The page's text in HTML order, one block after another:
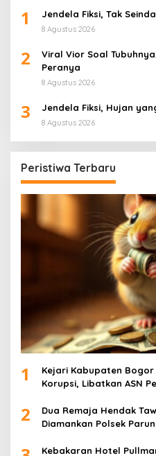
1 Jendela Fiksi, Tak
8 Agustus 2026
2
Viral Vior Soal
Peranya
8 Agustus 2026
3 Jendela Fiksi, Hujan
8 Agustus 2026
Peristiwa Terbaru
1
Kejari Kabupaten Bogor
Korupsi, Libatkan ASN
2
Dua Remaja Hendak
Diamankan Polsek
Kebakaran Hotel